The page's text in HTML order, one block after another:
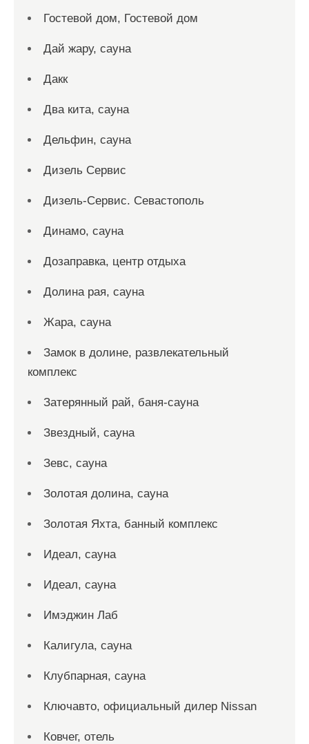
Гостевой дом, Гостевой дом
Дай жару, сауна
Дакк
Два кита, сауна
Дельфин, сауна
Дизель Сервис
Дизель-Сервис. Севастополь
Динамо, сауна
Дозаправка, центр отдыха
Долина рая, сауна
Жара, сауна
Замок в долине, развлекательный
комплекс
Затерянный рай, баня-сауна
Звездный, сауна
Зевс, сауна
Золотая долина, сауна
Золотая Яхта, банный комплекс
Идеал, сауна
Идеал, сауна
Имэджин Лаб
Калигула, сауна
Клубпарная, сауна
Ключавто, официальный дилер Nissan
Ковчег, отель